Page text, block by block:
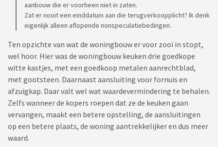
aanbouw die er voorheen niet in zaten.
Zat er nooit een einddatum aan die terugverkoopplicht? Ik denk
eigenlijk alleen aflopende nonspeculatiebedingen.
Ten opzichte van wat de woningbouw er voor zooi in stopt,
wel hoor. Hier was de woningbouw keuken drie goedkope
witte kastjes, met een goedkoop metalen aanrechtblad,
met gootsteen. Daarnaast aansluiting voor fornuis en
afzuigkap. Daar valt wel wat waardevermindering te behalen.
Zelfs wanneer de kopers roepen dat ze de keuken gaan
vervangen, maakt een betere opstelling, de aansluitingen
op een betere plaats, de woning aantrekkelijker en dus meer
waard.